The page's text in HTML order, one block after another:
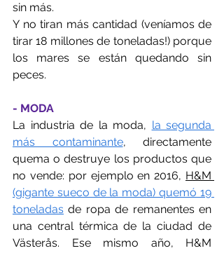
sin más.
Y no tiran más cantidad (veníamos de
tirar 18 millones de toneladas!) porque
los mares se están quedando sin
peces.
- MODA
La industria de la moda, la segunda
más contaminante, directamente
quema o destruye los productos que
no vende: por ejemplo en 2016,
(gigante sueco de la moda) quemó 19
toneladas de ropa de remanentes en
una central térmica de la ciudad de
Västerås. Ese mismo año, H&M